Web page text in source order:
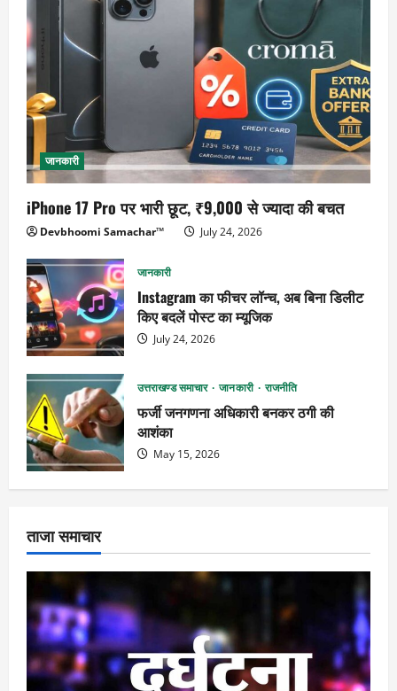
जानकारी
iPhone 17 Pro पर भारी छूट, ₹9,000 से ज्यादा की बचत
Devbhoomi Samachar™ July 24, 2026
जानकारी
Instagram का फीचर लॉन्च, अब बिना डिलीट
किए बदलें पोस्ट का म्यूजिक
July 24, 2026
उत्तराखण्ड समाचार जानकारी राजनीति
फर्जी जनगणना अधिकारी बनकर ठगी की
आशंका
May 15, 2026
ताजा समाचार